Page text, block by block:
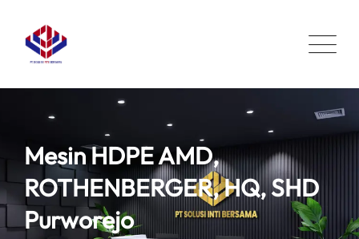
content
Mesin HDPE AMD,
ROTHENBERGER, HQ, SHD
Purworejo